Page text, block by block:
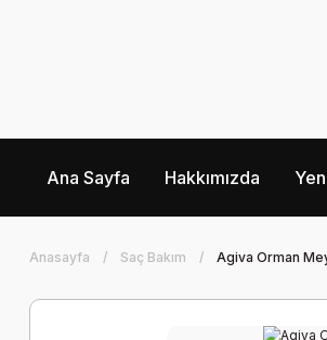
Ana Sayfa Hakkımızda
Anasayfa Saç Bakım Agiva Orman